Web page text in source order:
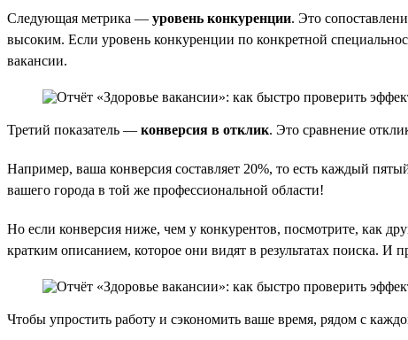
Следующая метрика — уровень конкуренции. Это
высоким. Если уровень конкуренции по конкретной
вакансии.
Третий показатель — конверсия в отклик. Это сравнение
Например, ваша конверсия составляет 20%, то есть каждый
вашего города в той же профессиональной области!
Но если конверсия ниже, чем у конкурентов, посмотрите, как
кратким описанием, которое они видят в результатах поиска.
Чтобы упростить работу и сэкономить ваше время, рядом с